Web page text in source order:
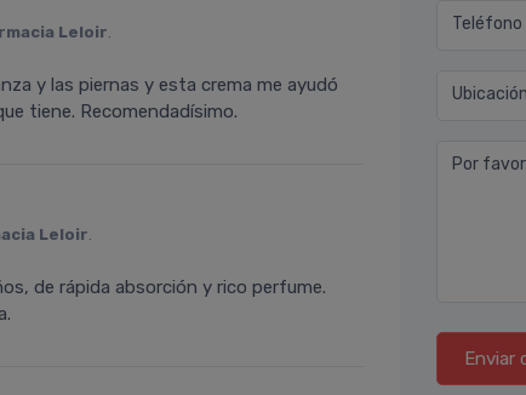
Leloir.
y las piernas y esta crema me ayudó
tiene. Recomendadísimo.
Leloir.
de rápida absorción y rico perfume.
Teléfono
Por
Enviar